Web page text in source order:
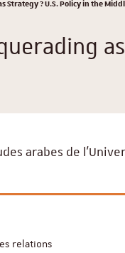
? U.S. Policy in the
arabes de
relations